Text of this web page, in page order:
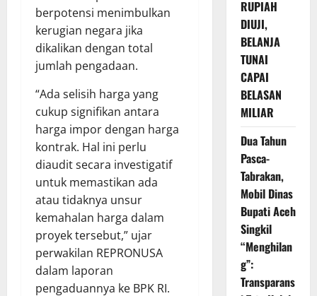
berpotensi menimbulkan
kerugian negara jika
dikalikan dengan total
jumlah pengadaan.
“Ada selisih harga yang
cukup signifikan antara
harga impor dengan harga
kontrak. Hal ini perlu
diaudit secara investigatif
untuk memastikan ada
atau tidaknya unsur
kemahalan harga dalam
proyek tersebut,” ujar
perwakilan REPRONUSA
dalam laporan
pengaduannya ke BPK RI.
RUPIAH
DIUJI,
BELANJA
TUNAI
CAPAI
BELASAN
MILIAR
Dua Tahun
Pasca-
Tabrakan,
Mobil Dinas
Bupati Aceh
Singkil
“Menghilan
g”:
Transparans